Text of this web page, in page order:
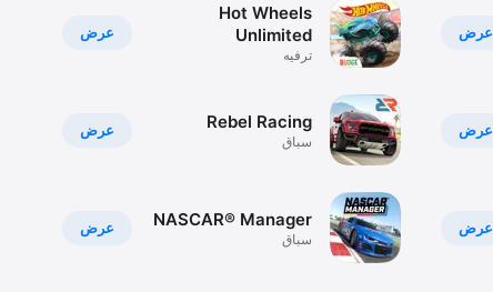
عرض
عرض
عرض
عرض
Hot Wheels
Unlimited
ترفيه
عرض Rebel Racing
سباق
عرض NASCAR® Manager
سباق